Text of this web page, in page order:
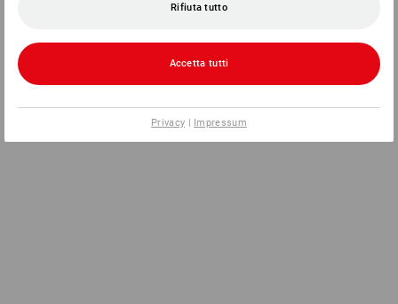
Rifiuta tutto
Accetta tutti
Privacy | Impressum